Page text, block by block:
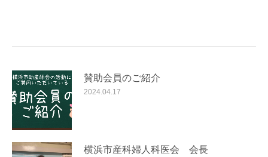
賛助会員のご紹介
2024.04.17
横浜市産科婦人科医会 会長